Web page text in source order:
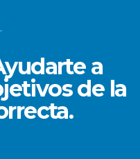
a
de la